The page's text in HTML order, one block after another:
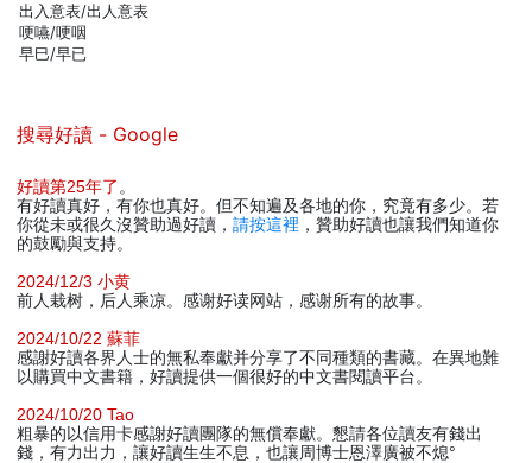
出入意表/出人意表
哽嚥/哽咽
早巳/早已
搜尋好讀 - Google
好讀第25年了 。
有好讀真好，有你也真好。但不知遍及各地的你，究竟有多少。若
你從未或很久沒贊助過好讀，請按這裡 ，贊助好讀也讓我們知道你
的鼓勵與支持。
2024/12/3 小黄
前人栽树，后人乘凉。感谢好读网站，感谢所有的故事。
2024/10/22 蘇菲
感謝好讀各界人士的無私奉獻并分享了不同種類的書藏。在異地難
以購買中文書籍，好讀提供一個很好的中文書閱讀平台。
2024/10/20 Tao
粗暴的以信用卡感謝好讀團隊的無償奉獻。懇請各位讀友有錢出
錢，有力出力，讓好讀生生不息，也讓周博士恩澤廣被不熄°